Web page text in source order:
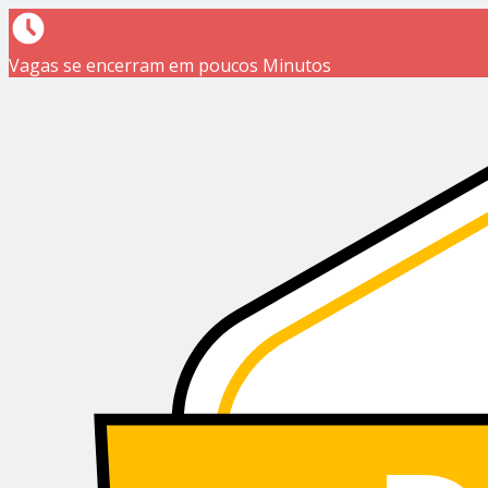
Vagas se encerram em poucos Minutos